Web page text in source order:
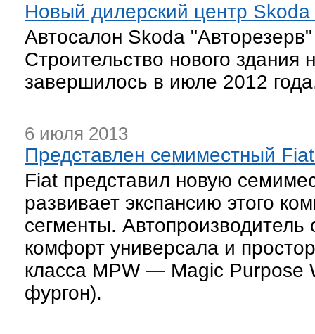
Новый дилерский центр
Автосалон Skoda
Строительство нового здания
завершилось в июле 2012
6 июля 2013
Представлен семиместный
Fiat представил новую
развивает экспансию этого
сегменты.
комфорт универсала и
класса MPW — Magic Purpose
фургон).